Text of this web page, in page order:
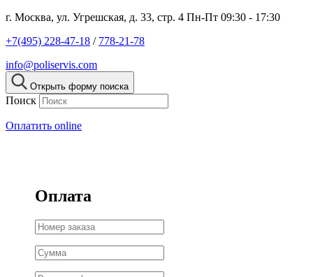
г. Москва, ул. Угрешская, д. 33, стр. 4 Пн-Пт 09:30 - 17:30
+7(495) 228-47-18 / 778-21-78
info@poliservis.com
Открыть форму поиска
Поиск
Оплатить online
Оплата